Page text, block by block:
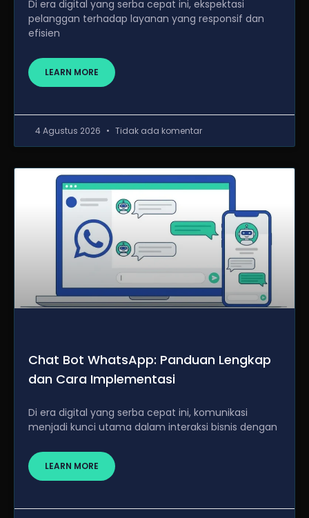
Di era digital yang serba cepat ini, ekspektasi
pelanggan terhadap layanan yang responsif dan
efisien
LEARN MORE
4 Agustus 2026 Tidak ada komentar
Chat Bot WhatsApp: Panduan Lengkap
dan Cara Implementasi
Di era digital yang serba cepat ini, komunikasi
menjadi kunci utama dalam interaksi bisnis dengan
LEARN MORE